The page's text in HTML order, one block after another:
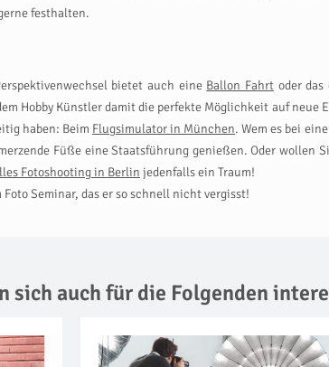
festhalten.
bietet auch eine Ballon Fahrtoder das
Hobby Künstler damit die perfekte Möglichkeit auf neue
haben: Beim Flugsimulator in München. Wem es bei
Füße eine Staatsführung genießen. Oder wollen
Fotoshooting in Berlin jedenfalls ein Traum!
Seminar, das er so schnell nicht vergisst!
sich auch für die Folgenden